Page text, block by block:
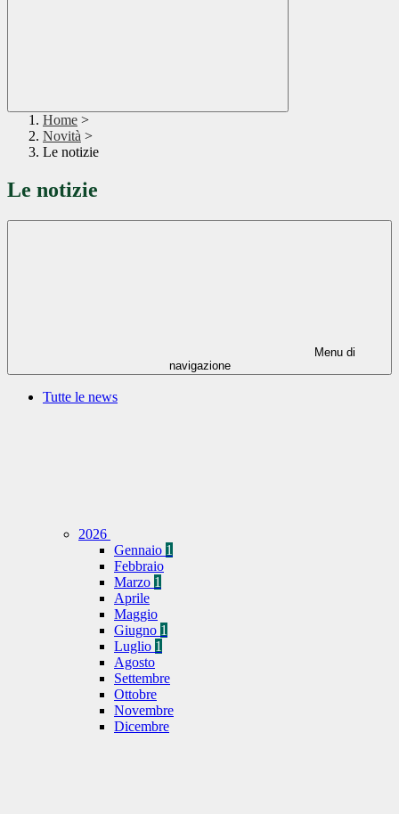
Home >
Novità >
Le notizie
Le notizie
Menu di
navigazione
Tutte le news
2026
Gennaio 1
Febbraio
Marzo 1
Aprile
Maggio
Giugno 1
Luglio 1
Agosto
Settembre
Ottobre
Novembre
Dicembre